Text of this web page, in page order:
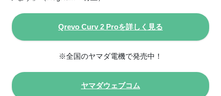
Qrevo Curv 2 Proを詳しく見る
※全国のヤマダ電機で発売中！
ヤマダウェブコム